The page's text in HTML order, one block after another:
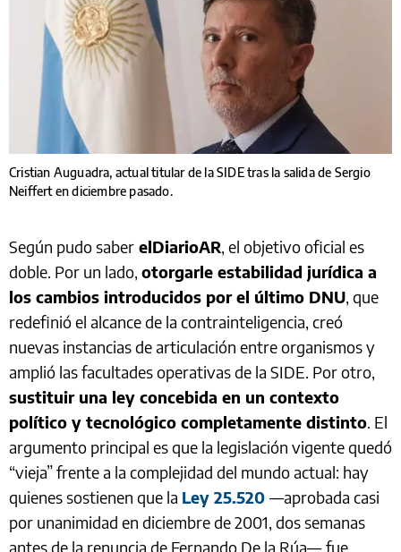
Cristian Auguadra, actual titular de la SIDE tras la salida de Sergio
Neiffert en diciembre pasado.
Según pudo saber elDiarioAR, el objetivo oficial es
doble. Por un lado, otorgarle estabilidad jurídica a
los cambios introducidos por el último DNU, que
redefinió el alcance de la contrainteligencia, creó
nuevas instancias de articulación entre organismos y
amplió las facultades operativas de la SIDE. Por otro,
sustituir una ley concebida en un contexto
político y tecnológico completamente distinto. El
argumento principal es que la legislación vigente quedó
“vieja” frente a la complejidad del mundo actual: hay
quienes sostienen que la Ley 25.520 —aprobada casi
por unanimidad en diciembre de 2001, dos semanas
antes de la renuncia de Fernando De la Rúa— fue